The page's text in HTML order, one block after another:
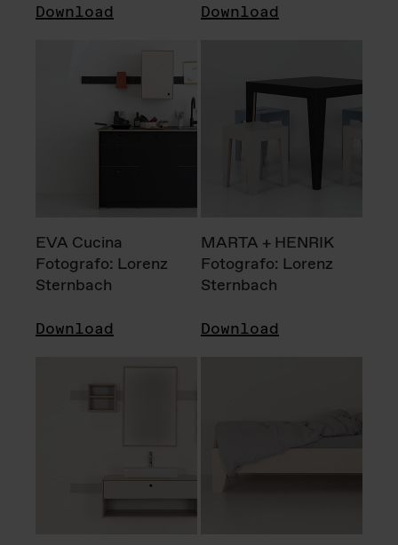
Download Download
EVA Cucina
Fotografo: Lorenz
Sternbach
Download
MARTA + HENRIK
Fotografo: Lorenz
Sternbach
Download